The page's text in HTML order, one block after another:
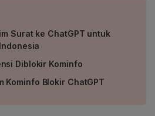
Surat ke ChatGPT untuk
Diblokir Kominfo
Kominfo Blokir ChatGPT